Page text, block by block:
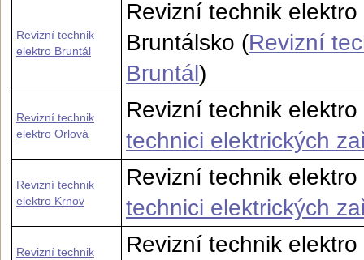
Revizní technik
elektro Bruntál
Revizní technik
Bruntálsko (Revizní
Bruntál)
Revizní technik
elektro Orlová
Revizní technik
technici elektrických
Revizní technik
elektro Krnov
Revizní technik
technici elektrických
Revizní technik
Revizní technik